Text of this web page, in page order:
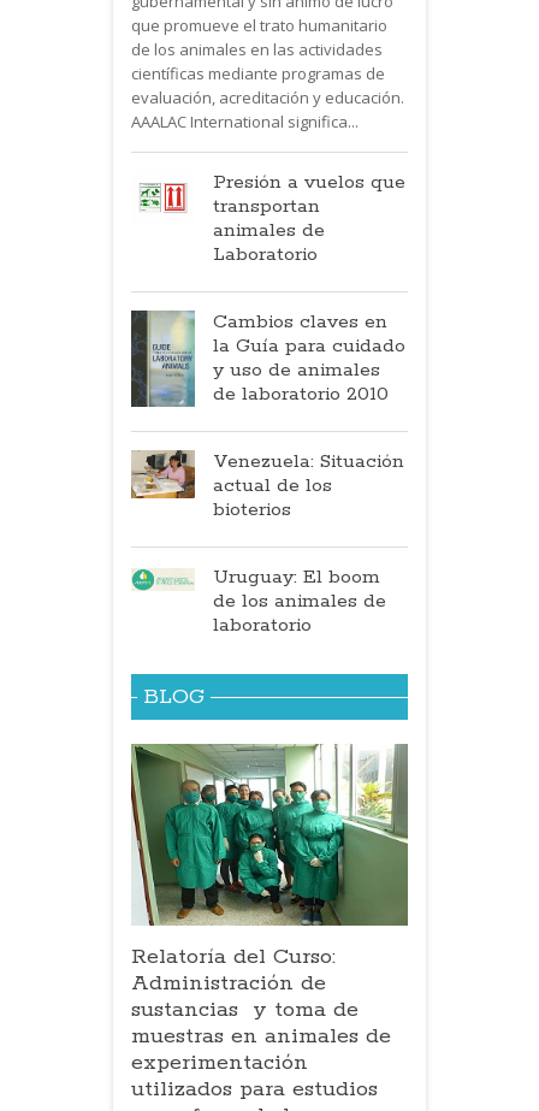
que promueve el trato humanitario
de los animales en las actividades
científicas mediante programas de
evaluación, acreditación y educación.
AAALAC International significa...
Presión a vuelos que
transportan
animales de
Laboratorio
Cambios claves en
la Guía para cuidado
y uso de animales
de laboratorio 2010
Venezuela: Situación
actual de los
bioterios
Uruguay: El boom
de los animales de
laboratorio
BLOG
Relatoría del Curso:
Administración de
sustancias y toma de
muestras en animales de
experimentación
utilizados para estudios